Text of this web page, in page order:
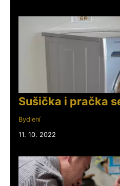
Sušička i pračka
Bydlení
11. 10. 2022